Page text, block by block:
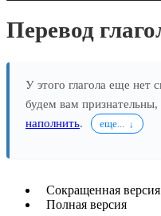
Перевод
У этого глагола еще нет
будем вам
наполнить. еще...
Сокращенная версия
Полная версия